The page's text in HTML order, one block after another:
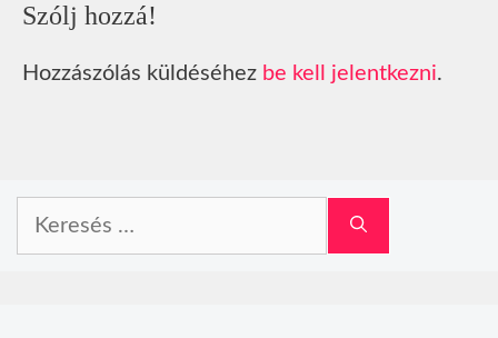
Szólj hozzá!
Hozzászólás küldéséhez be kell jelentkezni.